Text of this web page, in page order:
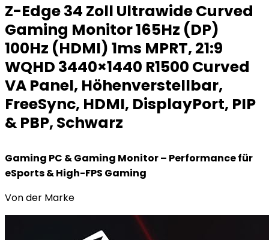
Z-Edge 34 Zoll Ultrawide Curved
Gaming Monitor 165Hz (DP)
100Hz (HDMI) 1ms MPRT, 21:9
WQHD 3440×1440 R1500 Curved
VA Panel, Höhenverstellbar,
FreeSync, HDMI, DisplayPort, PIP
& PBP, Schwarz
Gaming PC & Gaming Monitor – Performance für
eSports & High-FPS Gaming
Von der Marke